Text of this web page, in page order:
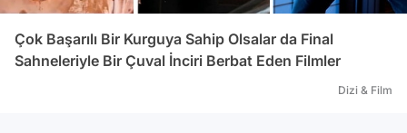
Çok Başarılı Bir Kurguya Sahip Olsalar da Final
Sahneleriyle Bir Çuval İnciri Berbat Eden Filmler
Dizi & Film